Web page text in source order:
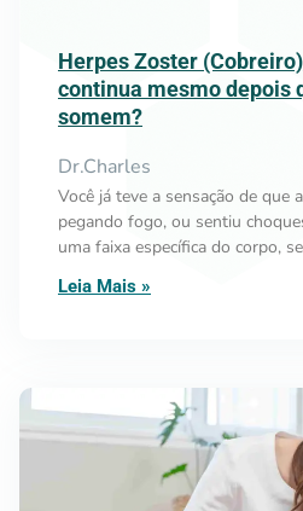
Herpes Zoster
continua mesmo depois
somem?
Dr.Charles
Você já teve a sensação de que
pegando fogo, ou sentiu
uma faixa específica do corpo,
Leia Mais »